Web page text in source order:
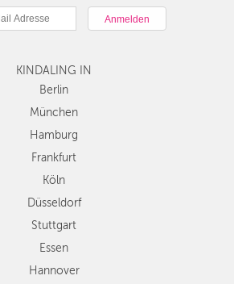
München
Hamburg
Köln
Düsseldorf
Stuttgart
Essen
Dresden
Nürnberg
Wien
Zürich
Andere
Regionen
KINDALING IN
Berlin
München
Hamburg
Frankfurt
Köln
Düsseldorf
Stuttgart
Essen
Hannover